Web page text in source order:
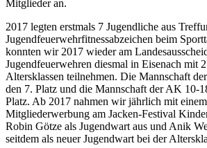
Mitglieder an.
2017 legten erstmals 7 Jugendliche aus
Jugendfeuerwehrfitnessabzeichen beim
konnten wir 2017 wieder am
Jugendfeuerwehren diesmal in Eisenach mit
Altersklassen teilnehmen. Die Mannschaft
den 7. Platz und die Mannschaft der AK 10-
Platz. Ab 2017 nahmen wir jährlich mit
Mitgliederwerbung am Jacken-Festival
Robin Götze als Jugendwart aus und Anik
seitdem als neuer Jugendwart bei der